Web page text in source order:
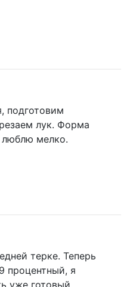
подготовим
лук. Форма
люблю мелко.
терке. Теперь
процентный, я
уже готовый